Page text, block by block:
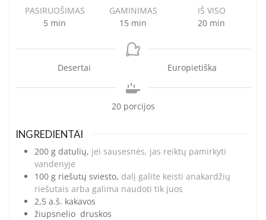
PASIRUOŠIMAS
5minutes
min
GAMINIMAS
15minutes
min
IŠ VISO
20minutes
min
Desertai Europietiška
20 porcijos
INGREDIENTAI
200 g datulių, jei sausesnės, jas reiktų pamirkyti
vandenyje
100 g riešutų sviesto, dalį galite keisti anakardžių
riešutais arba galima naudoti tik juos
2,5 a.š. kakavos
žiupsnelio druskos